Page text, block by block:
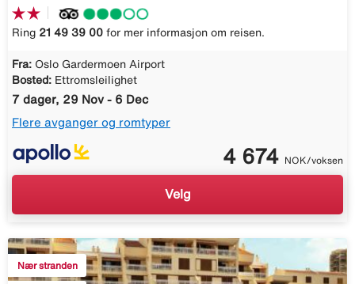
Ring 21 49 39 00 for mer informasjon om reisen.
Fra: Oslo Gardermoen Airport
Bosted: Ettromsleilighet
7 dager, 29 Nov - 6 Dec
Flere avganger og romtyper
4 674 NOK/voksen
Velg
Nær stranden